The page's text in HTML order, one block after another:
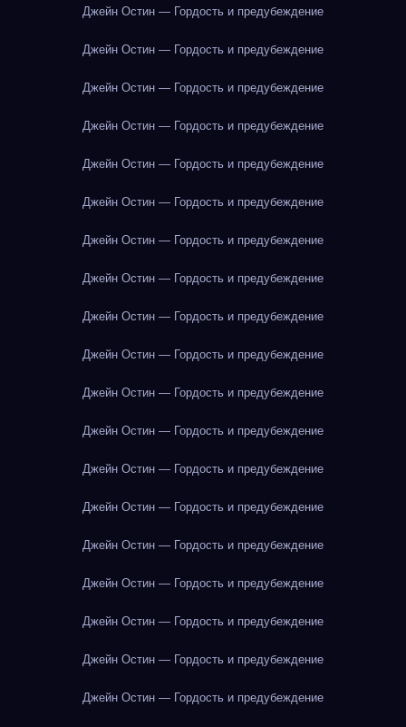
Джейн Остин — Гордость и предубеждение
Джейн Остин — Гордость и предубеждение
Джейн Остин — Гордость и предубеждение
Джейн Остин — Гордость и предубеждение
Джейн Остин — Гордость и предубеждение
Джейн Остин — Гордость и предубеждение
Джейн Остин — Гордость и предубеждение
Джейн Остин — Гордость и предубеждение
Джейн Остин — Гордость и предубеждение
Джейн Остин — Гордость и предубеждение
Джейн Остин — Гордость и предубеждение
Джейн Остин — Гордость и предубеждение
Джейн Остин — Гордость и предубеждение
Джейн Остин — Гордость и предубеждение
Джейн Остин — Гордость и предубеждение
Джейн Остин — Гордость и предубеждение
Джейн Остин — Гордость и предубеждение
Джейн Остин — Гордость и предубеждение
Джейн Остин — Гордость и предубеждение